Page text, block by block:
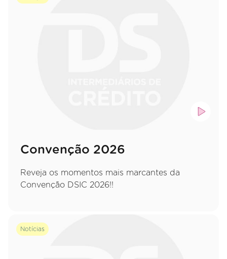
Convenção 2026
Reveja os momentos mais marcantes da
Convenção DSIC 2026!!
Notícias